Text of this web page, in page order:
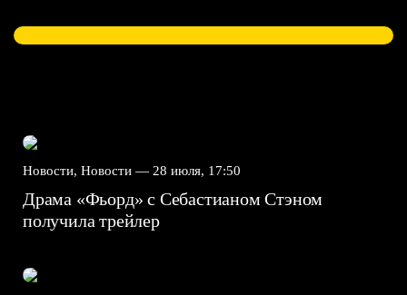
Новости, Новости — 28 июля, 17:50
Драма «Фьорд» с Себастианом Стэном
получила трейлер